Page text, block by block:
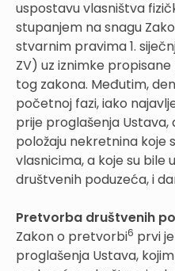
uspostavu vlasništva
stupanjem na snagu
stvarnim pravima 1.
ZV) uz iznimke
tog zakona. Međutim,
početnoj fazi, iako
prije proglašenja
položaju nekretnina koje
vlasnicima, a koje su
društvenih poduzeća, i
Pretvorba društvenih
Zakon o pretvorbi6 prvi
proglašenja Ustava,